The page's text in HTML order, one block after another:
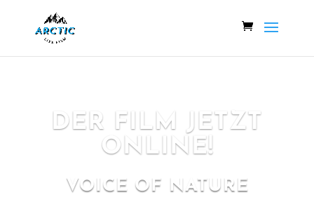
DER FILM JETZT
ONLINE!
VOICE OF NATURE